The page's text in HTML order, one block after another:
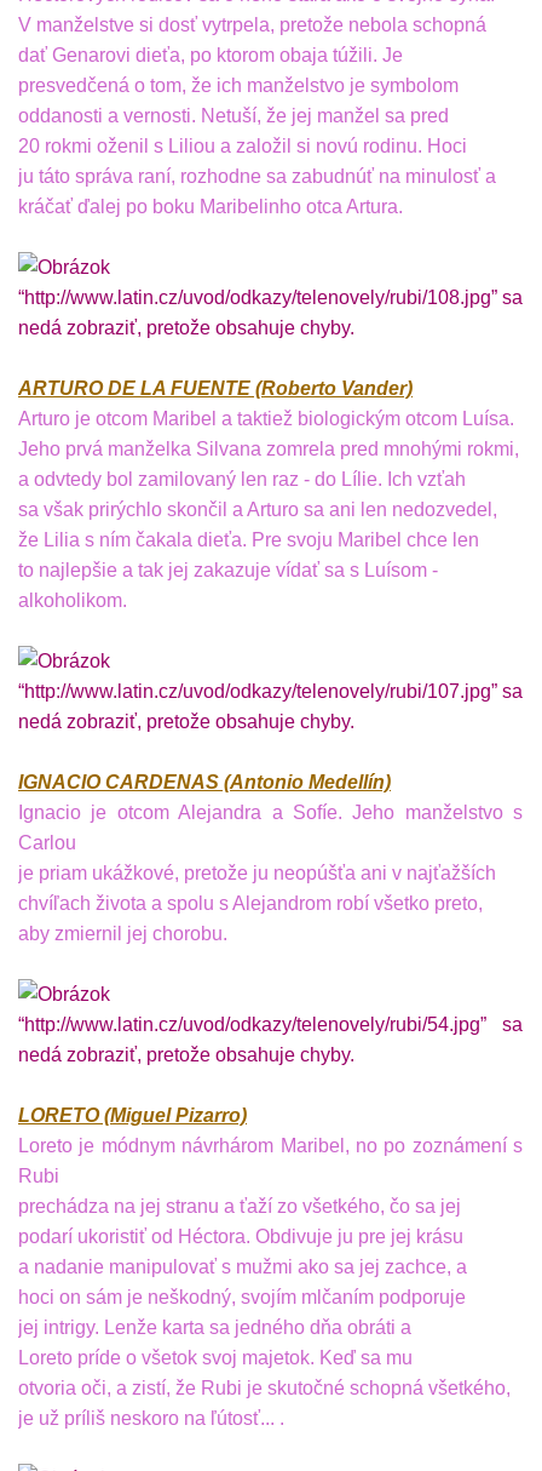
V manželstve si dosť vytrpela, pretože nebola schopná
dať Genarovi dieťa, po ktorom obaja túžili. Je
presvedčená o tom, že ich manželstvo je symbolom
oddanosti a vernosti. Netuší, že jej manžel sa pred
20 rokmi oženil s Liliou a založil si novú rodinu. Hoci
ju táto správa raní, rozhodne sa zabudnúť na minulosť a
kráčať ďalej po boku Maribelinho otca Artura.
ARTURO DE LA FUENTE (Roberto Vander)
Arturo je otcom Maribel a taktiež biologickým otcom Luísa.
Jeho prvá manželka Silvana zomrela pred mnohými rokmi,
a odvtedy bol zamilovaný len raz - do Lílie. Ich vzťah
sa však prirýchlo skončil a Arturo sa ani len nedozvedel,
že Lilia s ním čakala dieťa. Pre svoju Maribel chce len
to najlepšie a tak jej zakazuje vídať sa s Luísom -
alkoholikom.
IGNACIO CARDENAS (Antonio Medellín)
Ignacio je otcom Alejandra a Sofíe. Jeho manželstvo s
Carlou
je priam ukážkové, pretože ju neopúšťa ani v najťažších
chvíľach života a spolu s Alejandrom robí všetko preto,
aby zmiernil jej chorobu.
LORETO (Miguel Pizarro)
Loreto je módnym návrhárom Maribel, no po zoznámení s
Rubi
prechádza na jej stranu a ťaží zo všetkého, čo sa jej
podarí ukoristiť od Héctora. Obdivuje ju pre jej krásu
a nadanie manipulovať s mužmi ako sa jej zachce, a
hoci on sám je neškodný, svojím mlčaním podporuje
jej intrigy. Lenže karta sa jedného dňa obráti a
Loreto príde o všetok svoj majetok. Keď sa mu
otvoria oči, a zistí, že Rubi je skutočné schopná všetkého,
je už príliš neskoro na ľútosť... .